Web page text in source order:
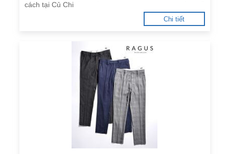
cách tại Củ Chi
Chi tiết